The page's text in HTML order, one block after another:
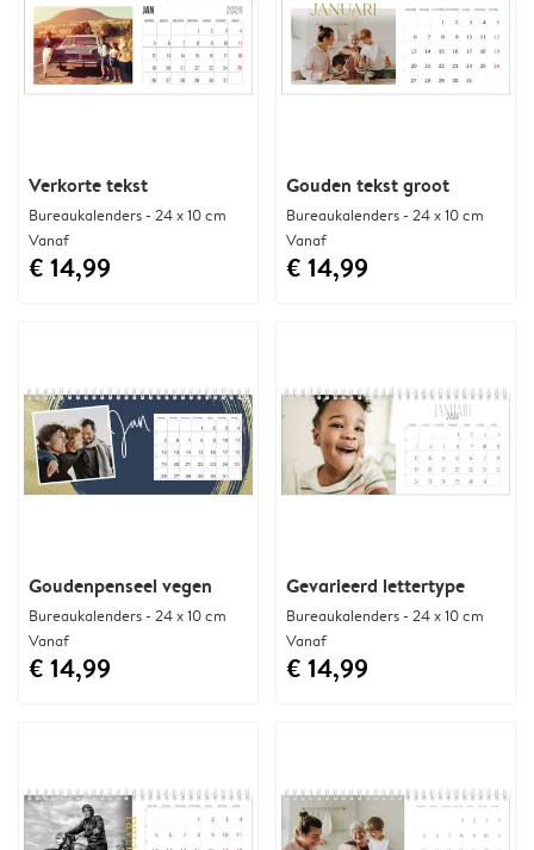
Verkorte tekst
Bureaukalenders - 24 x 10 cm
Vanaf
€ 14,99
Gouden tekst groot
Bureaukalenders - 24 x 10 cm
Vanaf
€ 14,99
Goudenpenseel vegen
Bureaukalenders - 24 x 10 cm
Vanaf
€ 14,99
Gevarieerd lettertype
Bureaukalenders - 24 x 10 cm
Vanaf
€ 14,99